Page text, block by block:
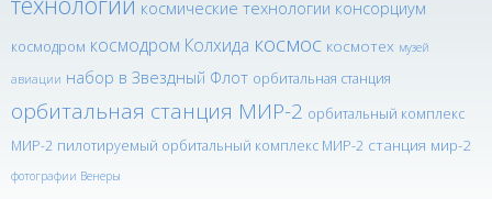
космические технологии консорциум
космодром космодром Колхида космос космотех музей
авиации набор в Звездный Флот орбитальная станция
орбитальная станция МИР-2 орбитальный комплекс
МИР-2 пилотируемый орбитальный комплекс МИР-2 станция мир-2
фотографии Венеры